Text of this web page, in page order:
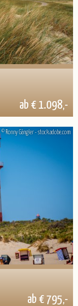
ab € 1.098,-
© Ronny Gängler - stock.adobe.com
ab € 795,-